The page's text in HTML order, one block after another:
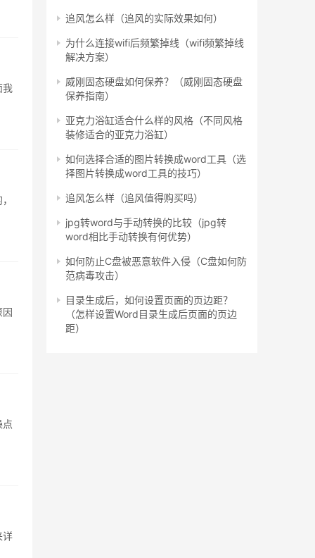
我
因
点
详
追风怎么样（追风的实际效果如何）
为什么连接wifi后频繁掉线（wifi频繁掉线
解决方案）
威刚固态硬盘如何保养？（威刚固态硬盘
保养指南）
亚克力浴缸适合什么样的风格（不同风格
装修适合的亚克力浴缸）
如何选择合适的图片转换成word工具（选
择图片转换成word工具的技巧）
追风怎么样（追风值得购买吗）
jpg转word与手动转换的比较（jpg转
word相比手动转换有何优势）
如何防止C盘被恶意软件入侵（C盘如何防
范病毒攻击）
目录生成后，如何设置页面的页边距？
（怎样设置Word目录生成后页面的页边
距）